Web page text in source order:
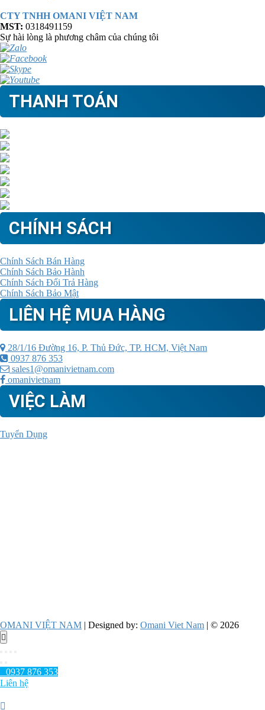
CTY TNHH OMANI VIỆT NAM
MST: 0318491159
Sự hài lòng là phương châm của chúng tôi
THANH TOÁN
CHÍNH SÁCH
Chính Sách Bán Hàng
Chính Sách Bảo Hành
Chính Sách Đổi Trả Hàng
Chính Sách Bảo Mật
LIÊN HỆ MUA HÀNG
28/1/16 Đường 16, P. Thủ Đức, TP. HCM, Việt Nam
0937 876 353
sales1@omanivietnam.com
omanivietnam
VIỆC LÀM
Tuyển Dụng
OMANI VIỆT NAM | Designed by: Omani Viet Nam | © 2026
Go
to
0937 876 353
Liên hệ